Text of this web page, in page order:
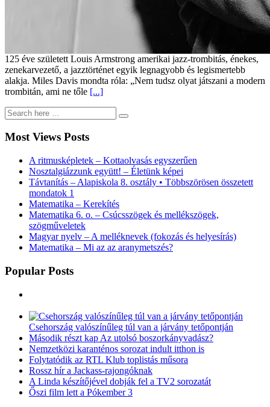
125 éve született Louis Armstrong amerikai jazz-trombitás, énekes,
zenekarvezető, a jazztörténet egyik legnagyobb és legismertebb
alakja. Miles Davis mondta róla: „Nem tudsz olyat játszani a modern
trombitán, ami ne tőle [...]
Most Views Posts
A ritmusképletek – Kottaolvasás egyszerűen
Nosztalgiázzunk együtt! – Életünk képei
Távtanítás – Alapiskola 8. osztály • Többszörösen összetett
mondatok 1
Matematika – Kerekítés
Matematika 6. o. – Csúcsszögek és mellékszögek,
szögműveletek
Magyar nyelv – A melléknevek (fokozás és helyesírás)
Matematika – Mi az az aranymetszés?
Popular Posts
Csehország valószínűleg túl van a járvány tetőpontján
Második részt kap Az utolsó boszorkányvadász?
Nemzetközi karanténos sorozat indult itthon is
Folytatódik az RTL Klub toplistás műsora
Rossz hír a Jackass-rajongóknak
A Linda készítőjével dobják fel a TV2 sorozatát
Őszi film lett a Pókember 3